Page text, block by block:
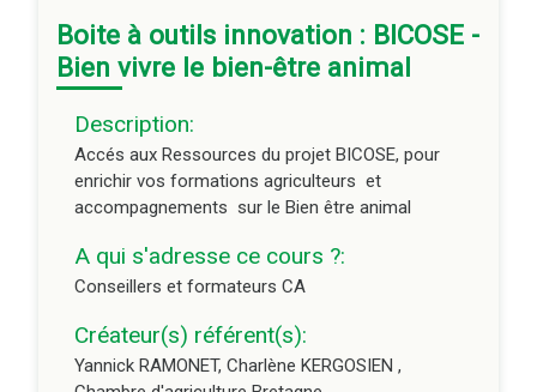
Boite à outils innovation : BICOSE -
Bien vivre le bien-être animal
Description:
Accés aux Ressources du projet BICOSE, pour
enrichir vos formations agriculteurs et
accompagnements sur le Bien être animal
A qui s'adresse ce cours ?:
Conseillers et formateurs CA
Créateur(s) référent(s):
Yannick RAMONET, Charlène KERGOSIEN ,
Mise à disposition des ressources gratuites
(projet CASDAR)
Durée du module à distance :